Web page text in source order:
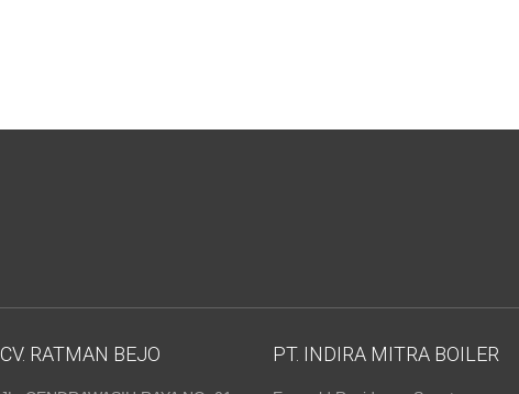
CV. RATMAN BEJO PT. INDIRA MITRA BOILER